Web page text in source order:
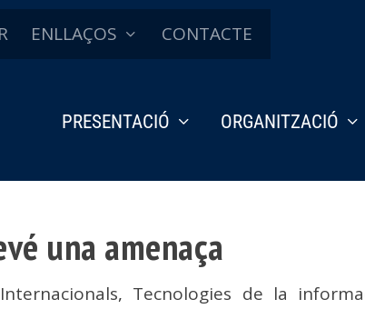
ENLLAÇOS CONTACTE
PRESENTACIÓ ORGANITZACIÓ
una amenaça
, Tecnologies de la